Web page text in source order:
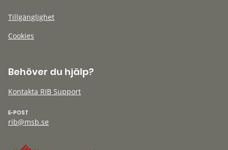
Tillgänglighet
Cookies
Behöver du hjälp?
Kontakta RIB Support
E-POST
rib@msb.se